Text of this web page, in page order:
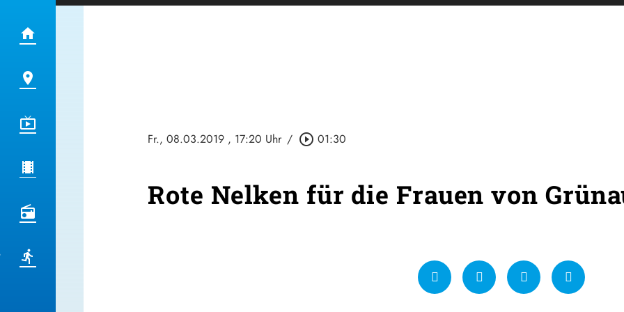
Fr., 08.03.2019 , 17:20 Uhr / play_circle_outline 01:30
Rote Nelken für die Frauen von